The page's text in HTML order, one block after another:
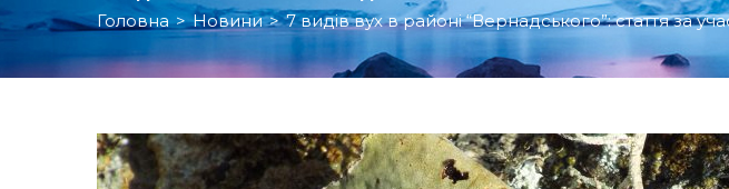
Головна > Новини > 7 видів вух в районі “Вернадського”: стаття за